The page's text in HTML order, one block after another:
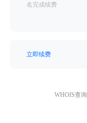
名完成续费
立即续费
WHOIS查询